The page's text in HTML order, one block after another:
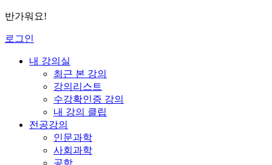
반가워요!
로그인
내 강의실
최근 본 강의
강의리스트
수강확인증 강의
내 강의 클립
전공강의
인문과학
사회과학